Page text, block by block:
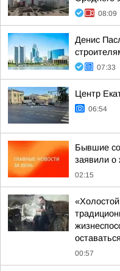
08:09
Денис
07:33
Центр
06:54
Бывшие
заявили о
02:15
00:57